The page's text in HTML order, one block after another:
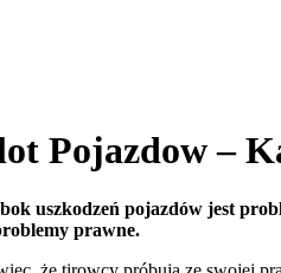
Pojazdow –
uszkodzeń pojazdów jest
prawne.